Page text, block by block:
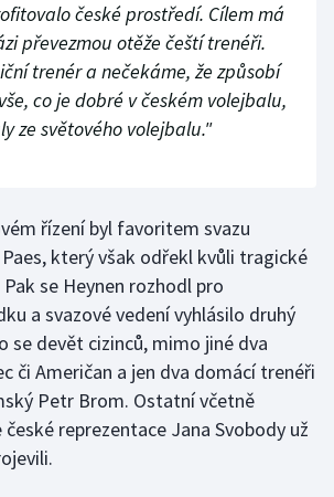
české prostředí. Cílem má
převezmou otěže čeští trenéři.
trenér a nečekáme, že způsobí
co je dobré v českém volejbalu,
ze světového volejbalu."
řízení byl favoritem svazu
který však odřekl kvůli tragické
se Heynen rozhodl pro
a svazové vedení vyhlásilo druhý
se devět cizinců, mimo jiné dva
či Američan a jen dva domácí trenéři
Petr Brom. Ostatní včetně
reprezentace Jana Svobody už